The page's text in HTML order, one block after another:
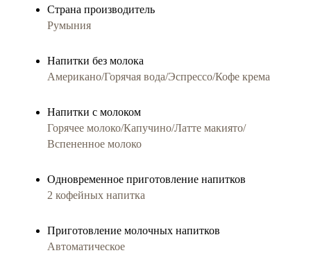
Страна производитель
Румыния
Напитки без молока
Американо/Горячая вода/Эспрессо/Кофе крема
Напитки с молоком
Горячее молоко/Капучино/Латте макиято/
Вспененное молоко
Одновременное приготовление напитков
2 кофейных напитка
Приготовление молочныx напитков
Автоматическое